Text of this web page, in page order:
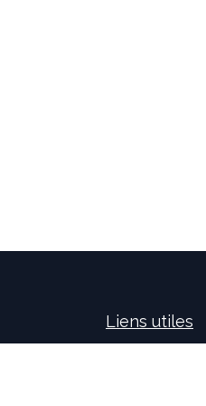
Liens utiles